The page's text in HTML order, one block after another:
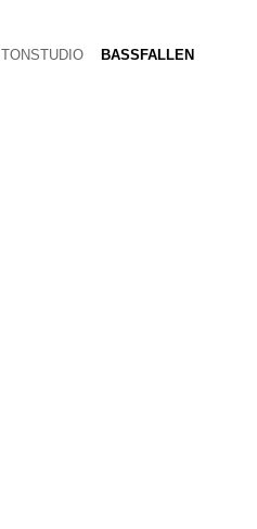
TONSTUDIO BASSFALLEN